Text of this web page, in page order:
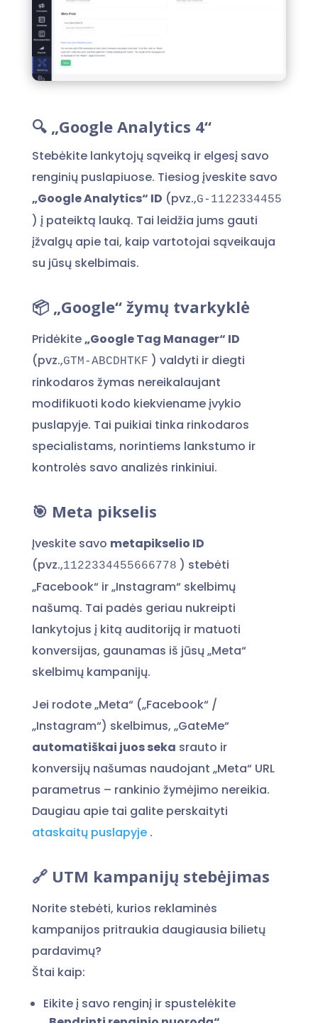
🔍 „Google Analytics 4“
Stebėkite lankytojų sąveiką ir elgesį savo
renginių puslapiuose. Tiesiog įveskite savo
„Google Analytics“ ID (pvz.,G-1122334455
) į pateiktą lauką. Tai leidžia jums gauti
įžvalgų apie tai, kaip vartotojai sąveikauja
su jūsų skelbimais.
📦 „Google“ žymų tvarkyklė
Pridėkite„Google Tag Manager“ ID
(pvz.,GTM-ABCDHTKF ) valdyti ir diegti
rinkodaros žymas nereikalaujant
modifikuoti kodo kiekviename įvykio
puslapyje. Tai puikiai tinka rinkodaros
specialistams, norintiems lankstumo ir
kontrolės savo analizės rinkiniui.
🎯 Meta pikselis
Įveskite savo metapikselio ID
(pvz.,1122334455666778 ) stebėti
„Facebook“ ir „Instagram“ skelbimų
našumą. Tai padės geriau nukreipti
lankytojus į kitą auditoriją ir matuoti
konversijas, gaunamas iš jūsų „Meta“
skelbimų kampanijų.
Jei rodote „Meta“ („Facebook“ /
„Instagram“) skelbimus, „GateMe“
automatiškai juos seka srauto ir
konversijų našumas naudojant „Meta“ URL
parametrus – rankinio žymėjimo nereikia.
Daugiau apie tai galite perskaityti
ataskaitų puslapyje.
🔗 UTM kampanijų stebėjimas
Norite stebėti, kurios reklaminės
kampanijos pritraukia daugiausia bilietų
pardavimų?
Štai kaip:
Eikite į savo renginį ir spustelėkite